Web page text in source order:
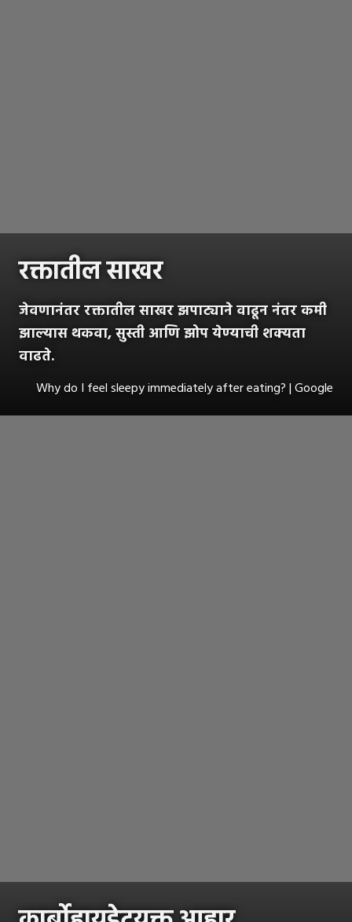
रक्तातील साखर
जेवणानंतर रक्तातील साखर झपाट्याने वाढून नंतर कमी
झाल्यास थकवा, सुस्ती आणि झोप येण्याची शक्यता
वाढते.
Why do I feel sleepy immediately after eating? | Google